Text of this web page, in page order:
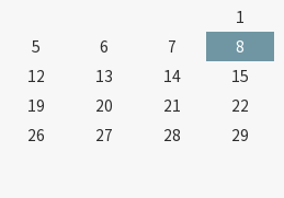
1
5 6 7
8
12 13 14
15
19 20 21
22
26 27 28
29